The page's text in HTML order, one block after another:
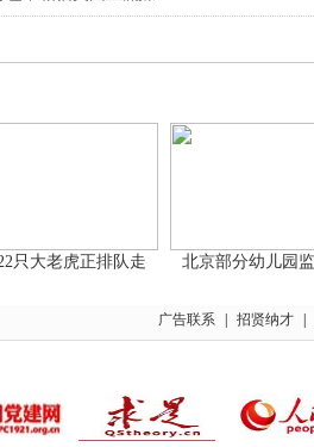
大老虎正排队走 北京部分幼儿园监控
广告联系 招贤纳才